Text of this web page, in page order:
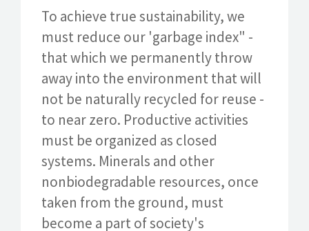
To achieve true sustainability, we
must reduce our 'garbage index" -
that which we permanently throw
away into the environment that will
not be naturally recycled for reuse -
to near zero. Productive activities
must be organized as closed
systems. Minerals and other
nonbiodegradable resources, once
taken from the ground, must
become a part of society's